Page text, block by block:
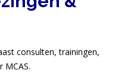
consulten, trainingen,
MCAS.